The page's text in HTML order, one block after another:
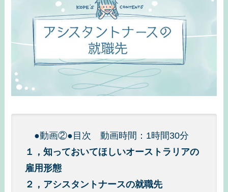
●動画②●目次 動画時間：1時間30分
１，知っておいてほしいオーストラリアの
雇用形態
２，アシスタントナースの就職先